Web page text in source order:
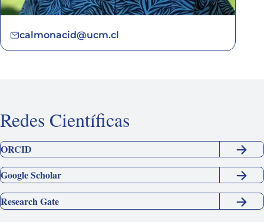
calmonacid@ucm.cl
Redes Científicas
ORCID
Google Scholar
Research Gate